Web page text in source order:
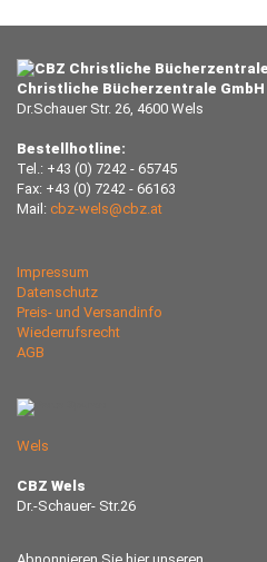
Christliche Bücherzentrale GmbH
Dr.Schauer Str. 26, 4600 Wels
Bestellhotline:
Tel.: +43 (0) 7242 - 65745
Fax: +43 (0) 7242 - 66163
Mail: cbz-wels@cbz.at
Impressum
Datenschutz
Preis- und Versandinfo
Wiederrufsrecht
AGB
Wels
CBZ Wels
Dr.-Schauer- Str.26